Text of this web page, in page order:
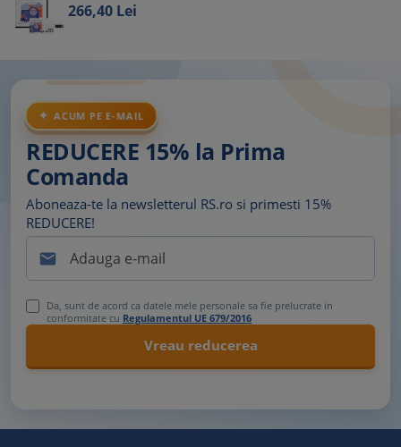
266,40 Lei
ACUM PE E-MAIL
REDUCERE 15% la Prima
Comanda
Aboneaza-te la newsletterul RS.ro si primesti 15%
REDUCERE!

Da, sunt de acord ca datele mele personale sa fie prelucrate in
conformitate cu Regulamentul UE 679/2016